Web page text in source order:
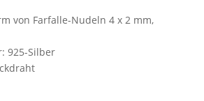
von Farfalle-Nudeln 4 x 2 mm,
925-Silber